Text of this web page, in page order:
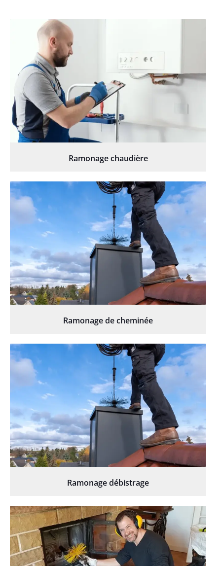
Ramonage chaudière
Ramonage de cheminée
Ramonage débistrage